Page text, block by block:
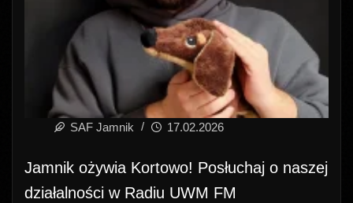
SAF Jamnik 17.02.2026
Jamnik ożywia Kortowo! Posłuchaj o naszej
działalności w Radiu UWM FM